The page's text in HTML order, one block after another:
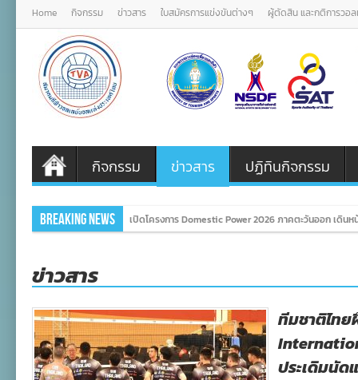
Home กิจกรรม ข่าวสาร ใบสมัครการแข่งขันต่างๆ ผู้ตัดสิน และกติการวอ
กิจกรรม ข่าวสาร ปฏิทินกิจกรรม
Breaking News เปิดโครงการ Domestic Power 2026 ภาคตะวันออก เดิน
ข่าวสาร
ทีมชาติไท
ประเดิมนัด